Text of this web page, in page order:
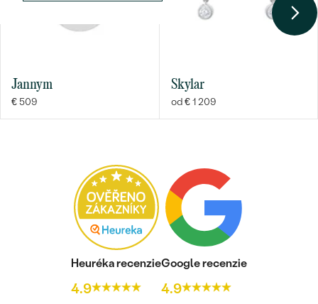
Jannym
€ 509
Skylar
od € 1 209
Heuréka recenzie
4.9
Google recenzie
4.9